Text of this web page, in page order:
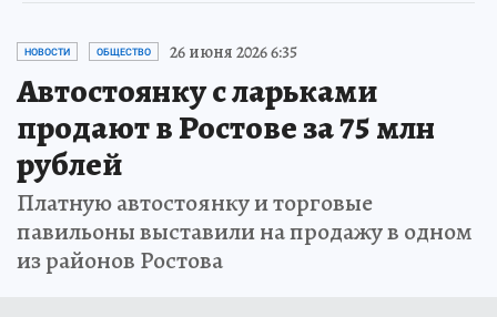
НОВОСТИ ОБЩЕСТВО 26 июня 2026 6:35
Автостоянку с ларьками
продают в Ростове за 75 млн
рублей
Платную автостоянку и торговые
павильоны выставили на продажу в одном
из районов Ростова